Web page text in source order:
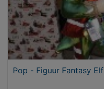
Pop - Figuur Fantasy Elf